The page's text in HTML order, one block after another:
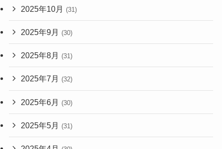
2025年10月 (31)
2025年9月 (30)
2025年8月 (31)
2025年7月 (32)
2025年6月 (30)
2025年5月 (31)